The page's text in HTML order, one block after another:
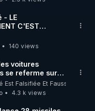
- LE
C'EST
140 views
voitures
se referme sur
!
Est Falsifiée Et Fausse
4.3 k views